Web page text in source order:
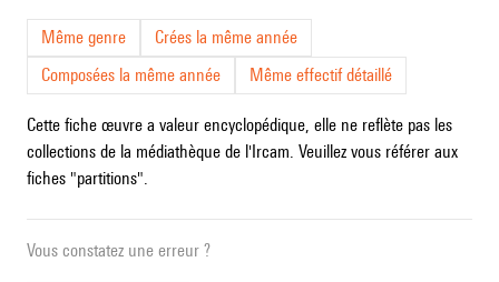
Même genre
Crées la même année
Composées la même année
Même effectif détaillé
Cette fiche œuvre a valeur encyclopédique, elle ne reflète pas les
collections de la médiathèque de l'Ircam. Veuillez vous référer aux
fiches "partitions".
Vous constatez une erreur ?